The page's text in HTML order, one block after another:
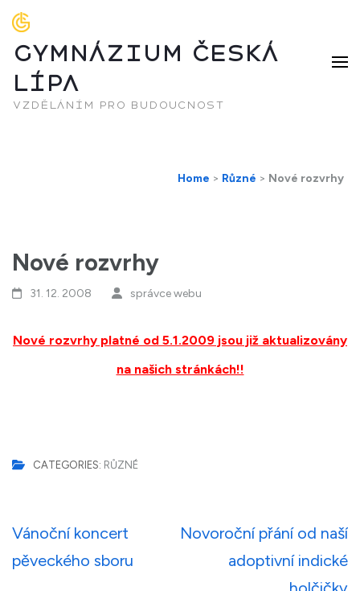
GYMNÁZIUM ČESKÁ
LÍPA
vzděláním pro budoucnost
Home > Různé > Nové rozvrhy
Nové rozvrhy
31. 12. 2008 správce webu
Nové rozvrhy platné od 5.1.2009 jsou již aktualizovány
na našich stránkách!!
CATEGORIES: RŮZNÉ
Navigace
pro
Vánoční koncert
pěveckého sboru
Novoroční přání od naší
adoptivní indické